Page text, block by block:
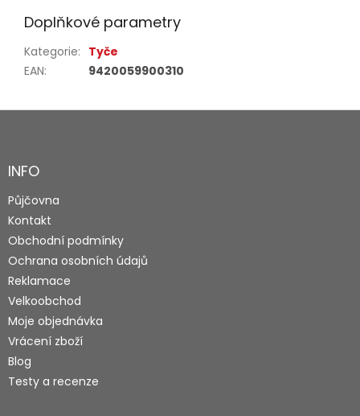
Doplňkové parametry
Kategorie: Tyče
EAN: 9420059900310
Z
aINFO
Půjčovna
Kontakt
Obchodní podmínky
Ochrana osobních údajů
Reklamace
Velkoobchod
Moje objednávka
Vrácení zboží
Blog
Testy a recenze